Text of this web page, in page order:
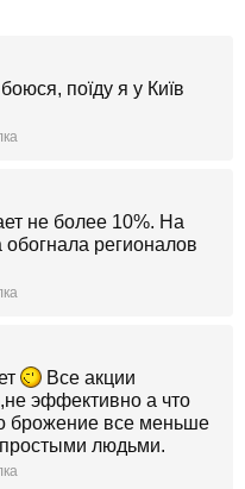
поїду я у Київ
не более 10%. На
регионалов
Все акции
эффективно а что
брожение все меньше
людьми.